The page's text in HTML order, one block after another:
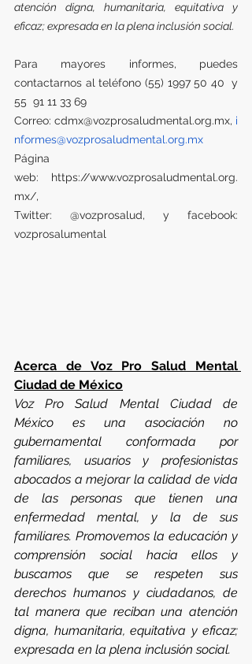
atención digna, humanitaria, equitativa y
eficaz; expresada en la plena inclusión social.
Para mayores informes, puedes
contactarnos al teléfono (55) 1997 50 40  y
55  91 11 33 69
Correo: cdmx@vozprosaludmental.org.mx, i
nformes@vozprosaludmental.org.mx
Página
web: https://www.vozprosaludmental.org.
mx/,
Twitter: @vozprosalud, y facebook:
vozprosalumental
Acerca de Voz Pro Salud Mental
Ciudad de México
Voz Pro Salud Mental Ciudad de
México es una asociación no
gubernamental conformada por
familiares, usuarios y profesionistas
abocados a mejorar la calidad de vida
de las personas que tienen una
enfermedad mental, y la de sus
familiares. Promovemos la educación y
comprensión social hacia ellos y
buscamos que se respeten sus
derechos humanos y ciudadanos, de
tal manera que reciban una atención
digna, humanitaria, equitativa y eficaz;
expresada en la plena inclusión social.